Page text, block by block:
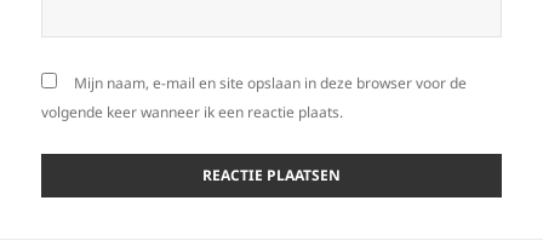
Mijn naam, e-mail en site opslaan in deze browser voor de
volgende keer wanneer ik een reactie plaats.